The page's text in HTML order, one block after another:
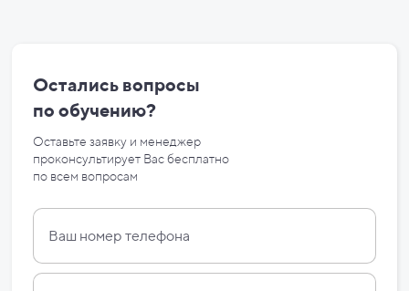
Остались вопросы
по обучению?
Оставьте заявку и менеджер
проконсультирует Вас бесплатно
по всем вопросам